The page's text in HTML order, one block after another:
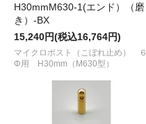
H30mmM630-1(エンド）（磨
き）-BX
15,240円(税込16,764円)
マイクロポスト（こぼれ止め） ６
Φ用 H30mm（M630型）